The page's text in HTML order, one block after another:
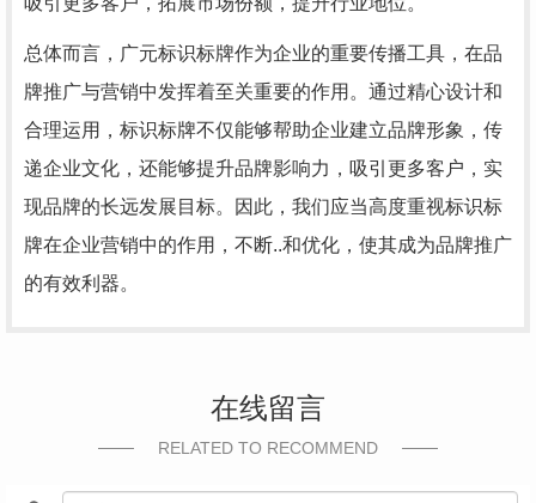
总体而言，广元标识标牌作为企业的重要传播工具，在品
牌推广与营销中发挥着至关重要的作用。通过精心设计和
合理运用，标识标牌不仅能够帮助企业建立品牌形象，传
递企业文化，还能够提升品牌影响力，吸引更多客户，实
现品牌的长远发展目标。因此，我们应当高度重视标识标
牌在企业营销中的作用，不断..和优化，使其成为品牌推广
的有效利器。
在线留言
RELATED TO RECOMMEND